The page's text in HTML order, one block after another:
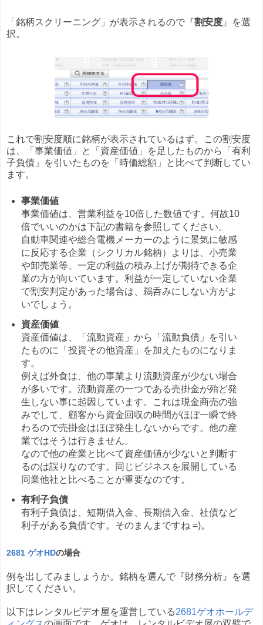
「銘柄スクリーニング」が表示されるので『割安度 』を選
択。
これで割安度順に銘柄が表示されているはず。この割安度
は、「事業価値」と「資産価値」を足したものから「有利
子負債」を引いたものを「時価総額」と比べて判断してい
ます。
事業価値
事業価値は、営業利益を10倍した数値です。何故10
倍でいいのかは下記の書籍を参照してください。
自動車関連や総合電機メーカーのように景気に敏感
に反応する企業（シクリカル銘柄）よりは、小売業
や卸売業等、一定の利益の積み上げが期待できる企
業の方が向いています。利益が一定していない企業
で割安判定があった場合は、鵜呑みにしない方がよ
いでしょう。
資産価値
資産価値は、「流動資産」から「流動負債」を引い
たものに「投資その他資産」を加えたものになりま
す。
例えば外食は、他の事業より流動資産が少ない場合
が多いです。流動資産の一つである売掛金が殆ど発
生しない事に起因しています。これは現金商売の強
みでして、顧客から資金回収の時間がほぼ一瞬で終
わるので売掛金はほぼ発生しないからです。他の産
業ではそうは行きません。
なので他の産業と比べて資産価値が少ないと判断す
るのは誤りなのです。同じビジネスを展開している
同業他社と比べることが重要なのです。
有利子負債
有利子負債は、短期借入金、長期借入金、社債など
利子がある負債です。そのまんまですね =)。
2681 ゲオHDの場合
例を出してみましょうか。銘柄を選んで『財務分析』を選
択してください。
以下はレンタルビデオ屋を運営している2681ゲオホールデ